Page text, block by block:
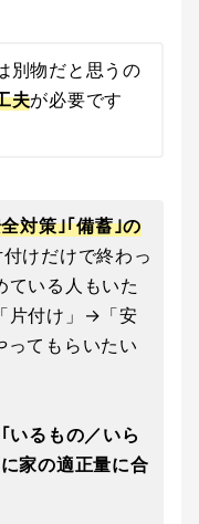
別物だと思うの
夫が必要です
対策｣｢備蓄｣の
けだけで終わっ
ている人もいた
片付け」→「安
てもらいたい
いるもの／いら
家の適正量に合